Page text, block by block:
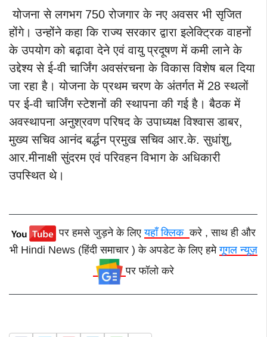
योजना से लगभग 750 रोजगार के नए अवसर भी सृजित
होंगे। उन्होंने कहा कि राज्य सरकार द्वारा इलेक्ट्रिक वाहनों
के उपयोग को बढ़ावा देने एवं वायु प्रदूषण में कमी लाने के
उद्देश्य से ई-वी चार्जिंग अवसंरचना के विकास विशेष बल दिया
जा रहा है। योजना के प्रथम चरण के अंतर्गत में 28 स्थलों
पर ई-वी चार्जिंग स्टेशनों की स्थापना की गई है। बैठक में
अवस्थापना अनुश्रवण परिषद के उपाध्यक्ष विश्वास डाबर,
मुख्य सचिव आनंद बर्द्धन प्रमुख सचिव आर.के. सुधांशु,
आर.मीनाक्षी सुंदरम एवं परिवहन विभाग के अधिकारी
उपस्थित थे।
पर हमसे जुड़ने के लिएयहाँ क्लिककरे , साथ ही और
भी Hindi News (हिंदी समाचार ) के अपडेट के लिए हमेगूगल न्यूज़
पर फॉलो करे